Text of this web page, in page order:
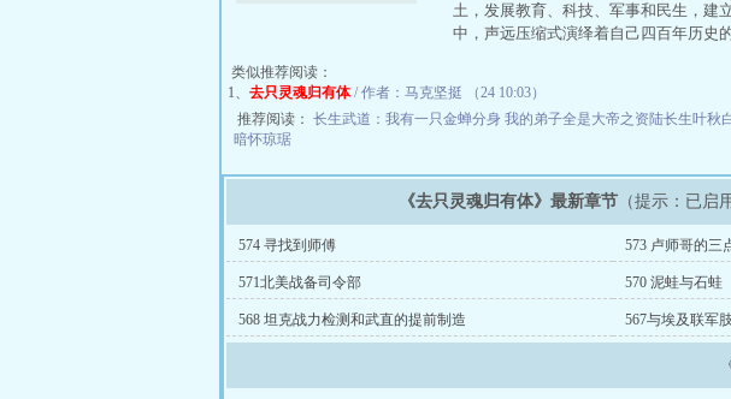
土，发展教育、科技、军事和民生，建
中，声远压缩式演绎着自己四百年历史
类似推荐阅读：
1、 去只灵魂归有体/ 作者：马克坚挺 （24 10:03）
推荐阅读： 长生武道：我有一只金蝉分身 我的弟子全是大帝之资陆长生叶秋
暗怀琼琚
《去只灵魂归有体》最新章节 （提示：已启
574 寻找到师傅 573 卢师哥的三
571北美战备司令部 570 泥蛙与石蛙
568 坦克战力检测和武直的提前制造 567与埃及联军